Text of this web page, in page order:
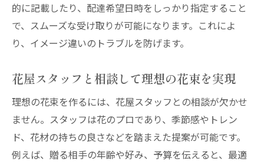
的に記載したり、配達希望日時をしっかり指定すること
で、スムーズな受け取りが可能になります。これによ
り、イメージ違いのトラブルを防げます。
花屋スタッフと相談して理想の花束を実現
理想の花束を作るには、花屋スタッフとの相談が欠かせ
ません。スタッフは花のプロであり、季節感やトレン
ド、花材の持ちの良さなどを踏まえた提案が可能です。
例えば、贈る相手の年齢や好み、予算を伝えると、最適